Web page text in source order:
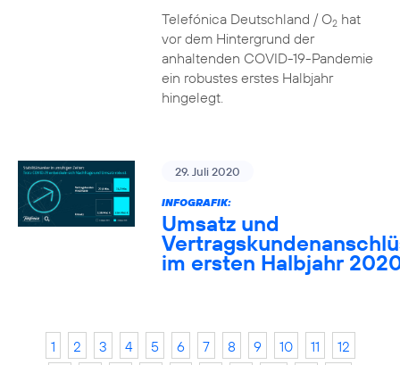
Telefónica Deutschland / O2hat
vor dem Hintergrund der
anhaltenden COVID-19-Pandemie
ein robustes erstes Halbjahr
hingelegt.
29. Juli 2020
INFOGRAFIK:
Umsatz und
im ersten Halbjahr
1 2 3 4 5 6 7 8 9 10 11
12